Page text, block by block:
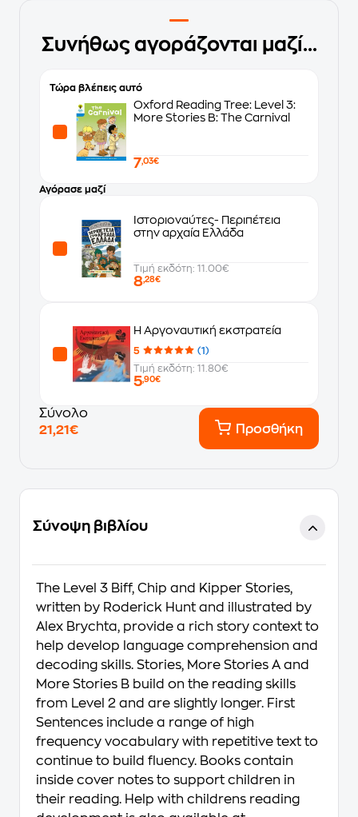
Συνήθως αγοράζονται μαζί...
Τώρα βλέπεις αυτό
Oxford Reading Tree: Level 3:
More Stories B: The Carnival
7,03€
Αγόρασε μαζί
Ιστοριοναύτες- Περιπέτεια
στην αρχαία Ελλάδα
Τιμή εκδότη: 11.00€
8,28€
H Αργοναυτική εκστρατεία
5
(1)
Τιμή εκδότη: 11.80€
5,90€
Σύνολο
21,21€
Προσθήκη
Σύνοψη βιβλίου
The Level 3 Biff, Chip and Kipper Stories,
written by Roderick Hunt and illustrated by
Alex Brychta, provide a rich story context to
help develop language comprehension and
decoding skills. Stories, More Stories A and
More Stories B build on the reading skills
from Level 2 and are slightly longer. First
Sentences include a range of high
frequency vocabulary with repetitive text to
continue to build fluency. Books contain
inside cover notes to support children in
their reading. Help with childrens reading